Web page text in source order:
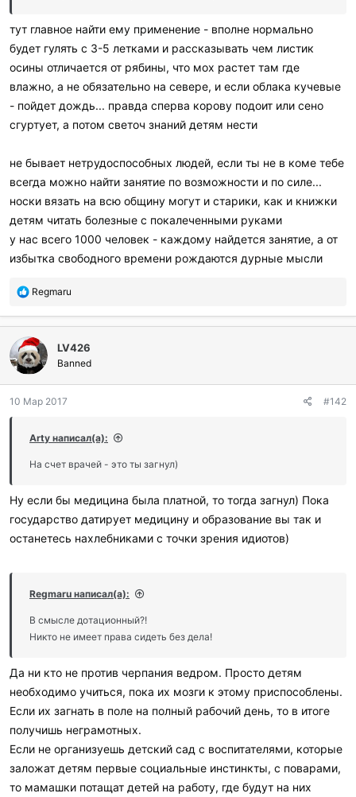
тут главное найти ему применение - вполне нормально
будет гулять с 3-5 летками и рассказывать чем листик
осины отличается от рябины, что мох растет там где
влажно, а не обязательно на севере, и если облака кучевые
- пойдет дождь... правда сперва корову подоит или сено
сгуртует, а потом светоч знаний детям нести
не бывает нетрудоспособных людей, если ты не в коме тебе
всегда можно найти занятие по возможности и по силе...
носки вязать на всю общину могут и старики, как и книжки
детям читать болезные с покалеченными руками
у нас всего 1000 человек - каждому найдется занятие, а от
избытка свободного времени рождаются дурные мысли
П
б
л
а
г
о
а
и
и
Regmaru
LV426
Banned
10 Мар 2017 #142
Arty написал(а):
На счет врачей - это ты загнул)
Ну если бы медицина была платной, то тогда загнул) Пока
государство датирует медицину и образование вы так и
останетесь нахлебниками с точки зрения идиотов)
Regmaru написал(а):
В смысле дотационный?!
Никто не имеет права сидеть без дела!
Да ни кто не против черпания ведром. Просто детям
необходимо учиться, пока их мозги к этому приспособлены.
Если их загнать в поле на полный рабочий день, то в итоге
получишь неграмотных.
Если не организуешь детский сад с воспитателями, которые
заложат детям первые социальные инстинкты, с поварами,
то мамашки потащат детей на работу, где будут на них